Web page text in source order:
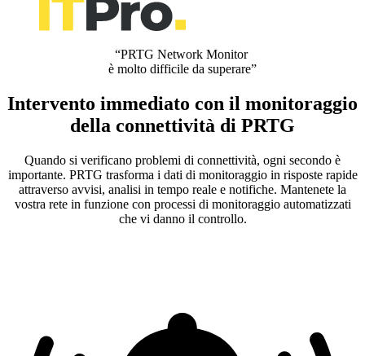
“PRTG Network Monitor
è molto difficile da superare”
Intervento immediato con il monitoraggio
della connettività di PRTG
Quando si verificano problemi di connettività, ogni secondo è
importante. PRTG trasforma i dati di monitoraggio in risposte rapide
attraverso avvisi, analisi in tempo reale e notifiche. Mantenete la
vostra rete in funzione con processi di monitoraggio automatizzati
che vi danno il controllo.